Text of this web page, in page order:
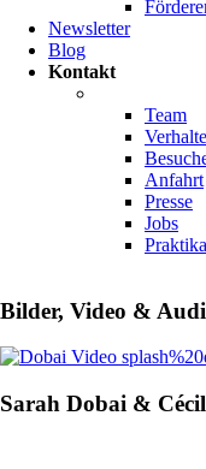
Newsletter
Blog
Kontakt
Team
Anfahrt
Presse
Jobs
Praktika
Bilder, Video &
Sarah Dobai &